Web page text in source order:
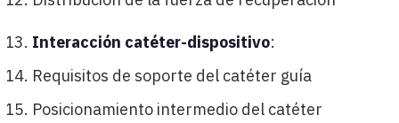
Interacción catéter-dispositivo:
Requisitos de soporte del catéter guía
Posicionamiento intermedio del catéter